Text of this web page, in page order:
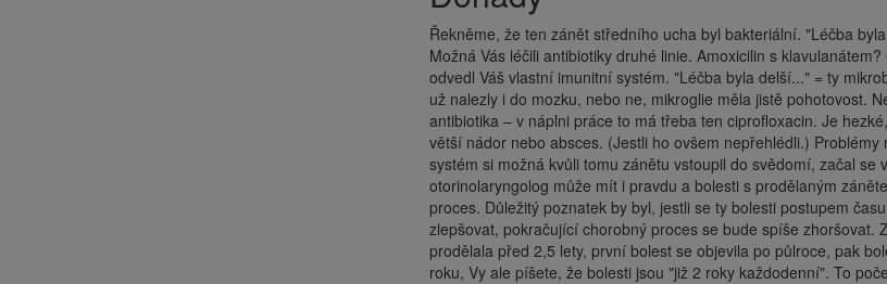
Řekněme, že ten zánět středního ucha byl bakteriální. "Léčba
Možná Vás léčili antibiotiky druhé linie. Amoxicilin s
odvedl Váš vlastní imunitní systém. "Léčba byla delší..." = ty
už nalezly i do mozku, nebo ne, mikroglie měla jistě pohotovost.
antibiotika – v náplni práce to má třeba ten ciprofloxacin. Je
větší nádor nebo absces. (Jestli ho ovšem nepřehlédli.)
systém si možná kvůli tomu zánětu vstoupil do svědomí, začal
otorinolaryngolog může mít i pravdu a bolesti s prodělaným
proces. Důležitý poznatek by byl, jestli se ty bolesti postupem
zlepšovat, pokračující chorobný proces se bude spíše
prodělala před 2,5 lety, první bolest se objevila po půlroce, pak
roku, Vy ale píšete, že bolesti jsou "již 2 roky každodenní". To